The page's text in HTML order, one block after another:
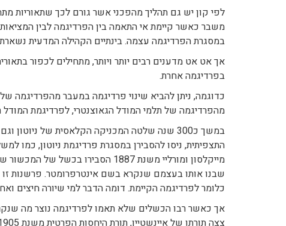
לפי קון יש גם תהליך מהפכני אשר גורם לכך שתאוריות
משבר כאשר קיימת אי התאמה בין הפרדיגמה לבין
במסגרת הפרדיגמה עצמה. בינתיים הקהילה המדעית
אך אט אט מדענים רבים יותר ויותר, מתחילים לכפור
בפרדיגמה אחרת.
כדוגמה, ניתן להביא שינוי פרדיגמה במעבר מהפרדיגמה
מהפרדיגמה של תלמי המודל הגאוצנטרי, לפרדיגמת המודל
במשך כ300 שנה שלטה המכניקה הקלאסית של
התצפיתית, ניסו להסבירן במסגרת פרדיגמת ניוטון, כמו
מייקלסון ומורליי משנת 1887
שבנו אותו בעצמם שנקרא בשם אינטרפרומטר. פרשנות
כלומר לפרדיגמה הקיימת. דומה הדבר למי שיורה חיצים
אך כאשר רבו הכשלים שלא תאמו לפרדיגמה נוצר מה